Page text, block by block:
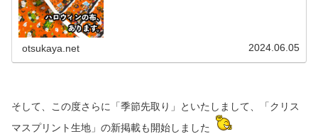
otsukaya.net 2024.06.05
そして、この度さらに「季節先取り」といたしまして、「クリス
マスプリント生地」の新掲載も開始しました